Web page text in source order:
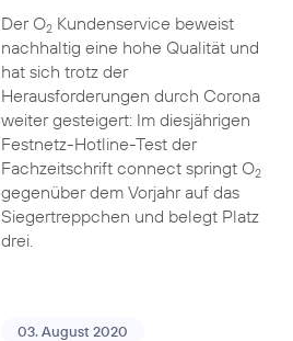
Der O2Kundenservice beweist
nachhaltig eine hohe Qualität und
hat sich trotz der
Herausforderungen durch Corona
weiter gesteigert: Im diesjährigen
Festnetz-Hotline-Test der
Fachzeitschrift connect springt O2
gegenüber dem Vorjahr auf das
Siegertreppchen und belegt Platz
drei.
03. August 2020